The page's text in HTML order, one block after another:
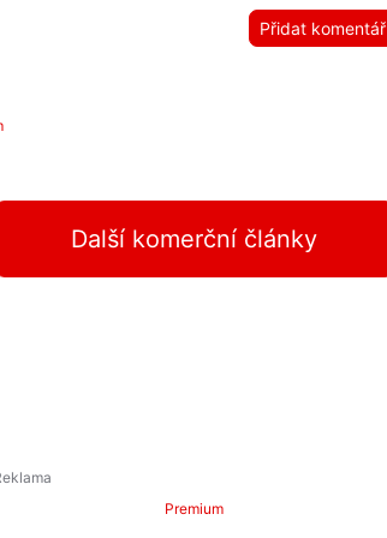
Přidat komentář
Další komerční články
Premium